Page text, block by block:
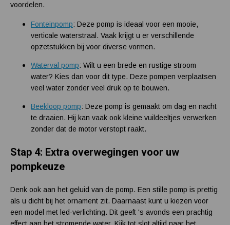
voordelen.
Fonteinpomp: Deze pomp is ideaal voor een mooie,
verticale waterstraal. Vaak krijgt u er verschillende
opzetstukken bij voor diverse vormen.
Waterval pomp: Wilt u een brede en rustige stroom
water? Kies dan voor dit type. Deze pompen verplaatsen
veel water zonder veel druk op te bouwen.
Beekloop pomp: Deze pomp is gemaakt om dag en nacht
te draaien. Hij kan vaak ook kleine vuildeeltjes verwerken
zonder dat de motor verstopt raakt.
Stap 4: Extra overwegingen voor uw
pompkeuze
Denk ook aan het geluid van de pomp. Een stille pomp is prettig
als u dicht bij het ornament zit. Daarnaast kunt u kiezen voor
een model met led-verlichting. Dit geeft 's avonds een prachtig